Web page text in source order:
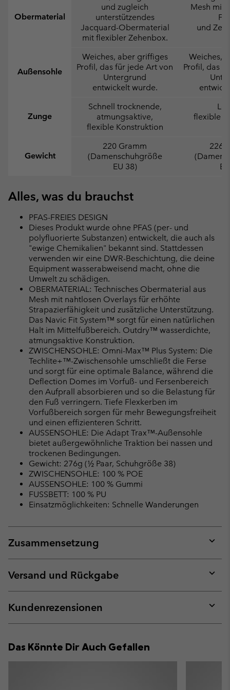
Obermaterial
und zugleich
unterstützendes
Jacquard-Obermaterial
mit flexibler Zehenbox.
Mesh mit
und
Außensohle
Weiches, aber griffiges
Profil, das für jede Art von
Untergrund
entwickelt wurde.
Weiches,
Profil, das
Zunge
Schnell trocknende,
atmungsaktive,
flexible Konstruktion
flexible
Gewicht
220 Gramm
(Damenschuhgröße
EU 38)
226
Alles, was du brauchst
PFAS-FREIES DESIGN
Dieses Produkt wurde ohne PFAS (per- und
polyfluorierte Substanzen) entwickelt, die auch als
"ewige Chemikalien" bekannt sind. Stattdessen
verwenden wir eine DWR-Beschichtung, die deine
Equipment wasserabweisend macht, ohne die
Umwelt zu schädigen.
OBERMATERIAL: Technisches Obermaterial aus
Mesh mit nahtlosen Overlays für erhöhte
Strapazierfähigkeit und zusätzliche Unterstützung.
Das Navic Fit System™ sorgt für einen natürlichen
Halt im Mittelfußbereich. Outdry™ wasserdichte,
atmungsaktive Konstruktion.
ZWISCHENSOHLE: Omni-Max™ Plus System: Die
Techlite+™-Zwischensohle umschließt die Ferse
und sorgt für eine optimale Balance, während die
Deflection Domes im Vorfuß- und Fersenbereich
den Aufprall absorbieren und so die Belastung für
den Fuß verringern. Tiefe Flexkerben im
Vorfußbereich sorgen für mehr Bewegungsfreiheit
und einen effizienteren Schritt.
AUSSENSOHLE: Die Adapt Trax™-Außensohle
bietet außergewöhnliche Traktion bei nassen und
trockenen Bedingungen.
Gewicht: 276g (½ Paar, Schuhgröße 38)
ZWISCHENSOHLE: 100 % POE
AUSSENSOHLE: 100 % Gummi
FUSSBETT: 100 % PU
Einsatzmöglichkeiten: Schnelle Wanderungen
Zusammensetzung
or
Versand und Rückgabe
or
Kundenrezensionen
or
Das Könnte Dir Auch Gefallen